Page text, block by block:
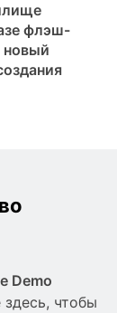
флэш-
новый
Demo
чтобы